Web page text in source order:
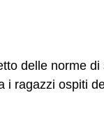
delle norme
i ragazzi ospiti